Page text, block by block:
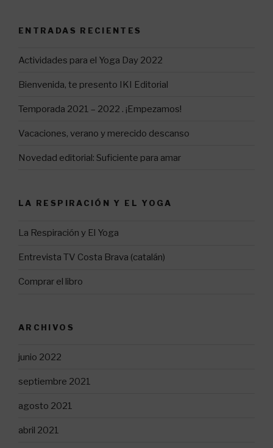
ENTRADAS RECIENTES
Actividades para el Yoga Day 2022
Bienvenida, te presento IKI Editorial
Temporada 2021 – 2022 . ¡Empezamos!
Vacaciones, verano y merecido descanso
Novedad editorial: Suficiente para amar
LA RESPIRACIÓN Y EL YOGA
La Respiración y El Yoga
Entrevista TV Costa Brava (catalán)
Comprar el libro
ARCHIVOS
junio 2022
septiembre 2021
agosto 2021
abril 2021